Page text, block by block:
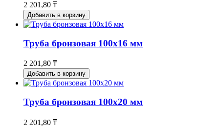
2 201,80 ₸
Добавить в корзину
Труба бронзовая 100x16 мм
2 201,80 ₸
Добавить в корзину
Труба бронзовая 100x20 мм
2 201,80 ₸